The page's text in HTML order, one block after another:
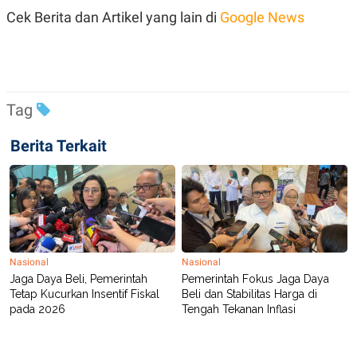
E
E
R
K
M
D
I
A
.
I
D
SITEMAPPROFILETERM
Cek Berita dan Artikel yang lain di Google News
Tag
Berita Terkait
Nasional
Jaga Daya Beli, Pemerintah
Tetap Kucurkan Insentif Fiskal
pada 2026
Nasional
Pemerintah Fokus Jaga Daya
Beli dan Stabilitas Harga di
Tengah Tekanan Inflasi